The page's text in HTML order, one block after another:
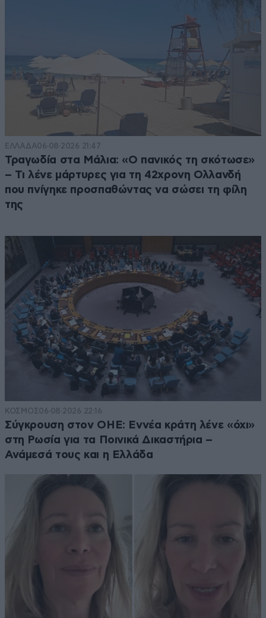
ΕΛΛΑΔΑ06·08·2026 21:47
Τραγωδία στα Μάλια: «Ο πανικός τη σκότωσε»
– Τι λένε μάρτυρες για τη 42χρονη Ολλανδή
που πνίγηκε προσπαθώντας να σώσει τη φίλη
της
ΚΟΣΜΟΣ06·08·2026 22:16
Σύγκρουση στον ΟΗΕ: Εννέα κράτη λένε «όχι»
στη Ρωσία για τα Ποινικά Δικαστήρια –
Ανάμεσά τους και η Ελλάδα